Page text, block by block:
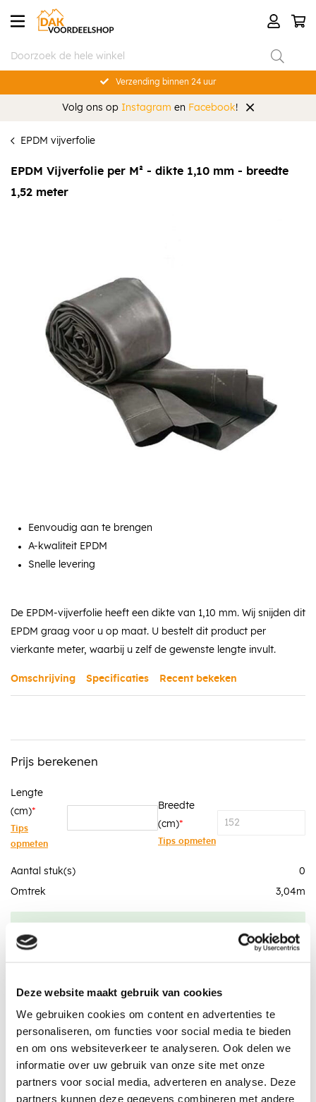
Deze website maakt gebruik van cookies
We gebruiken cookies om content en advertenties te
personaliseren, om functies voor social media te bieden
en om ons websiteverkeer te analyseren. Ook delen we
informatie over uw gebruik van onze site met onze
partners voor social media, adverteren en analyse. Deze
partners kunnen deze gegevens combineren met andere
Verzending binnen 24 uur
Volg ons op Instagram en Facebook!
EPDM vijverfolie
EPDM Vijverfolie per M² - dikte 1,10 mm - breedte
1,52 meter
Eenvoudig aan te brengen
A-kwaliteit EPDM
Snelle levering
De EPDM-vijverfolie heeft een dikte van 1,10 mm. Wij snijden dit
EPDM graag voor u op maat. U bestelt dit product per
vierkante meter, waarbij u zelf de gewenste lengte invult.
Omschrijving Specificaties Recent bekeken
Prijs berekenen
Lengte
(cm)
Tips
opmeten
Breedte
(cm)
Tips opmeten
Aantal stuk(s) 0
Omtrek 3,04m
0,00
Aanbevolen accessoires